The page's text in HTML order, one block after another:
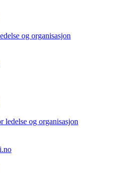
og organisasjon
ledelse og organisasjon